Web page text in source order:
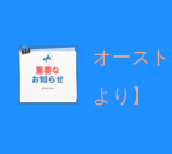
オース
より】